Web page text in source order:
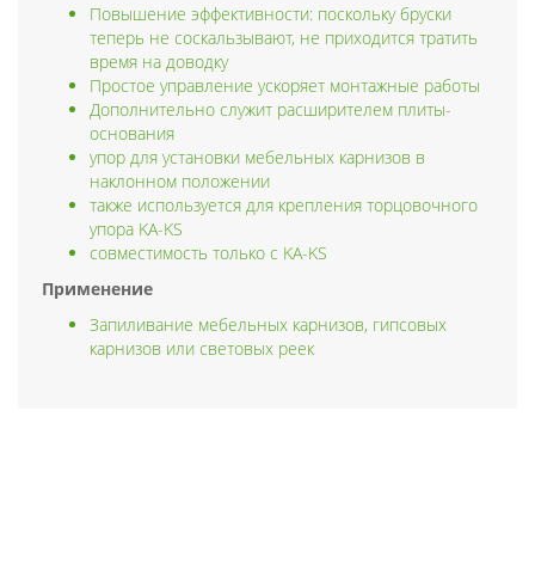
Повышение эффективности: поскольку бруски
теперь не соскальзывают, не приходится тратить
время на доводку
Простое управление ускоряет монтажные работы
Дополнительно служит расширителем плиты-
основания
упор для установки мебельных карнизов в
наклонном положении
также используется для крепления торцовочного
упора KA-KS
совместимость только с KA-KS
Применение
Запиливание мебельных карнизов, гипсовых
карнизов или световых реек